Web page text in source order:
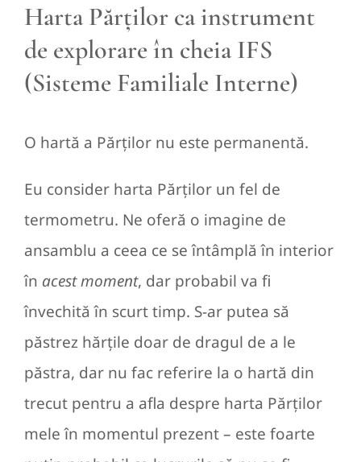
Harta Părților ca instrument
de explorare în cheia IFS
(Sisteme Familiale Interne)
O hartă a Părților nu este permanentă.
Eu consider harta Părților un fel de
termometru. Ne oferă o imagine de
ansamblu a ceea ce se întâmplă în interior
în acest moment, dar probabil va fi
învechită în scurt timp. S-ar putea să
păstrez hărțile doar de dragul de a le
păstra, dar nu fac referire la o hartă din
trecut pentru a afla despre harta Părților
mele în momentul prezent – este foarte